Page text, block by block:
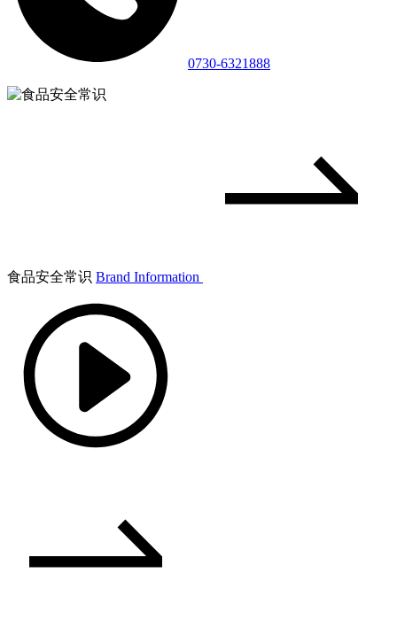
0730-6321888
食品安全常识 Brand Information